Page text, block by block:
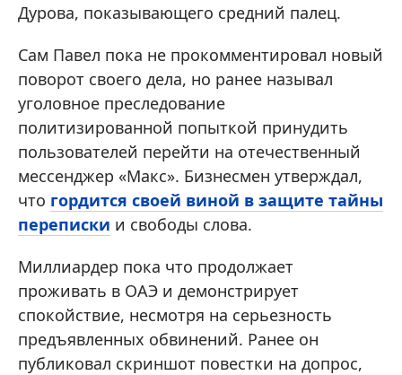
Дурова, показывающего средний палец .
Сам Павел пока не прокомментировал новый
поворот своего дела, но ранее называл
уголовное преследование
политизированной попыткой принудить
пользователей перейти на отечественный
мессенджер «Макс». Бизнесмен утверждал,
что гордится своей виной в защите тайны
переписки и свободы слова.
Миллиардер пока что продолжает
проживать в ОАЭ и демонстрирует
спокойствие, несмотря на серьезность
предъявленных обвинений. Ранее он
публиковал скриншот повестки на допрос,